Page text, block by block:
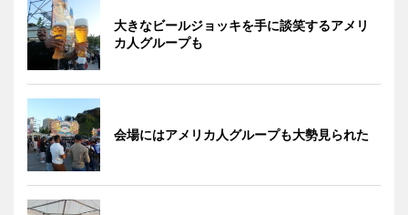
大きなビールジョッキを手に談笑するアメリ
カ人グループも
会場にはアメリカ人グループも大勢見られた